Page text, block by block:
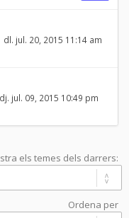
dl. jul. 20, 2015 11:14 am
dj. jul. 09, 2015 10:49 pm
els temes dels darrers:
Ordena per